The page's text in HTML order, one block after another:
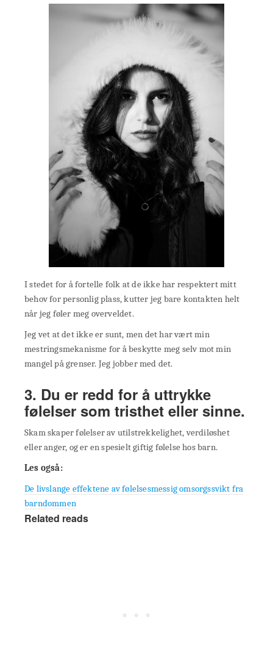
I stedet for å fortelle folk at de ikke har respektert mitt
behov for personlig plass, kutter jeg bare kontakten helt
når jeg føler meg overveldet.
Jeg vet at det ikke er sunt, men det har vært min
mestringsmekanisme for å beskytte meg selv mot min
mangel på grenser. Jeg jobber med det.
3. Du er redd for å uttrykke
følelser som tristhet eller sinne.
Skam skaper følelser av utilstrekkelighet, verdiløshet
eller anger, og er en spesielt giftig følelse hos barn.
Les også:
De livslange effektene av følelsesmessig omsorgssvikt fra
barndommen
Related reads